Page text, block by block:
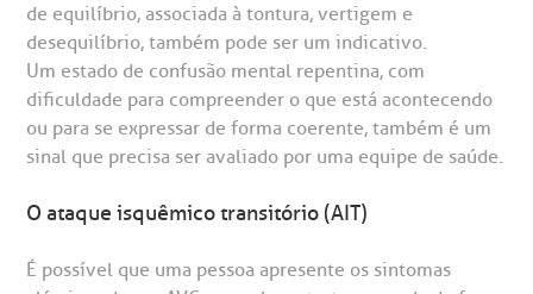
de equilíbrio, associada à tontura, vertigem e
desequilíbrio, também pode ser um indicativo.
Um estado de confusão mental repentina, com
dificuldade para compreender o que está acontecendo
ou para se expressar de forma coerente, também é um
sinal que precisa ser avaliado por uma equipe de saúde.
O ataque isquêmico transitório (AIT)
É possível que uma pessoa apresente os sintomas